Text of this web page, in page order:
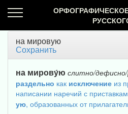
на мировую
Сохранить
на мирову́ю слитно/
раздельно как исключение из
написании наречий с
ую, образованных от